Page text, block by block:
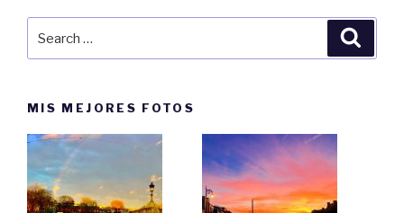
MIS MEJORES FOTOS